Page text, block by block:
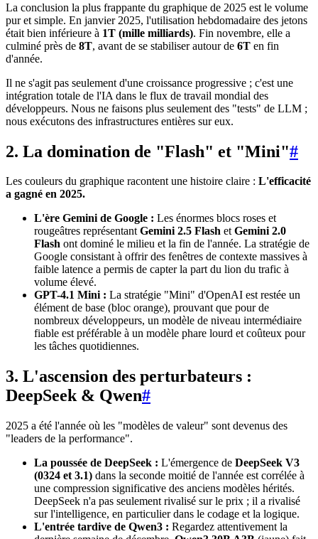
La conclusion la plus frappante du graphique de 2025 est le volume
pur et simple. En janvier 2025, l'utilisation hebdomadaire des jetons
était bien inférieure à 1T (mille milliards). Fin novembre, elle a
culminé près de 8T, avant de se stabiliser autour de 6T en fin
d'année.
Il ne s'agit pas seulement d'une croissance progressive ; c'est une
intégration totale de l'IA dans le flux de travail mondial des
développeurs. Nous ne faisons plus seulement des "tests" de LLM ;
nous exécutons des infrastructures entières sur eux.
2. La domination de "Flash" et "Mini"#
Les couleurs du graphique racontent une histoire claire : L'efficacité
a gagné en 2025.
L'ère Gemini de Google : Les énormes blocs roses et
rougeâtres représentantGemini 2.5 Flash etGemini 2.0
Flash ont dominé le milieu et la fin de l'année. La stratégie de
Google consistant à offrir des fenêtres de contexte massives à
faible latence a permis de capter la part du lion du trafic à
volume élevé.
GPT-4.1 Mini : La stratégie "Mini" d'OpenAI est restée un
élément de base (bloc orange), prouvant que pour de
nombreux développeurs, un modèle de niveau intermédiaire
fiable est préférable à un modèle phare lourd et coûteux pour
les tâches quotidiennes.
3. L'ascension des perturbateurs :
DeepSeek & Qwen#
2025 a été l'année où les "modèles de valeur" sont devenus des
"leaders de la performance".
La poussée de DeepSeek : L'émergence de DeepSeek V3
(0324 et 3.1) dans la seconde moitié de l'année est corrélée à
une compression significative des anciens modèles hérités.
DeepSeek n'a pas seulement rivalisé sur le prix ; il a rivalisé
sur l'intelligence, en particulier dans le codage et la logique.
L'entrée tardive de Qwen3 : Regardez attentivement la